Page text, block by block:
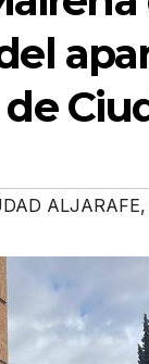
de
ALJARAFE,